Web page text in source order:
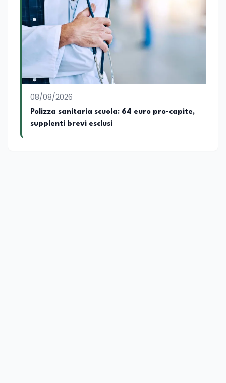
08/08/2026
Polizza sanitaria scuola: 64 euro pro-capite,
supplenti brevi esclusi